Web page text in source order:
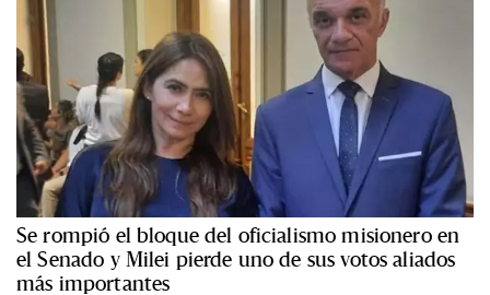
Se rompió el bloque del oficialismo misionero en
el Senado y Milei pierde uno de sus votos aliados
más importantes